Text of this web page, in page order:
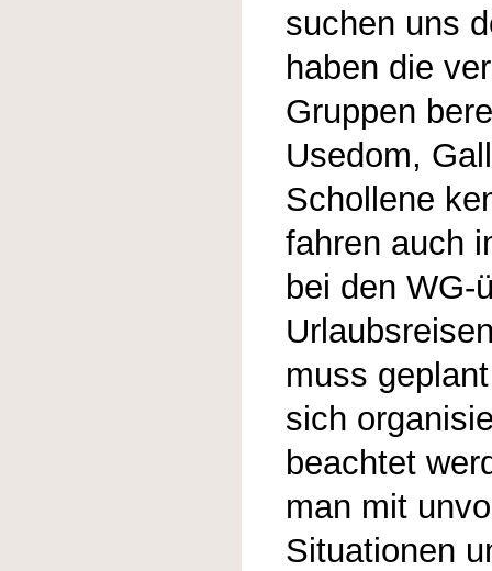
suchen uns
haben die
Gruppen
Usedom,
Schollene
fahren auch
bei den WG-
muss
sich
beachtet
man mit
Situationen